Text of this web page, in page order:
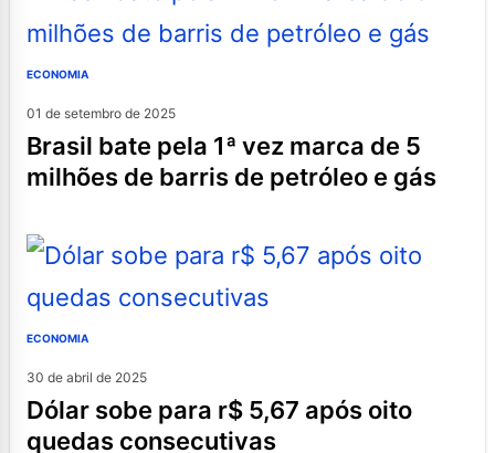
ECONOMIA
01 de setembro de 2025
brasil bate pela 1ª vez marca de 5
milhões de barris de petróleo e gás
ECONOMIA
30 de abril de 2025
dólar sobe para r$ 5,67 após oito
quedas consecutivas